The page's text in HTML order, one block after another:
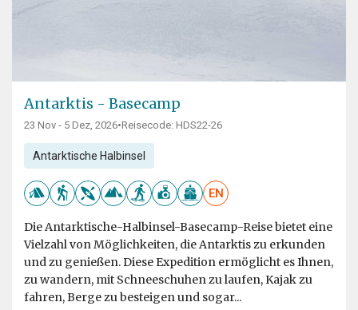
Antarktis - Basecamp
23 Nov - 5 Dez, 2026•Reisecode: HDS22-26
Antarktische Halbinsel
EN
Die Antarktische-Halbinsel-Basecamp-Reise bietet eine
Vielzahl von Möglichkeiten, die Antarktis zu erkunden
und zu genießen. Diese Expedition ermöglicht es Ihnen,
zu wandern, mit Schneeschuhen zu laufen, Kajak zu
fahren, Berge zu besteigen und sogar...